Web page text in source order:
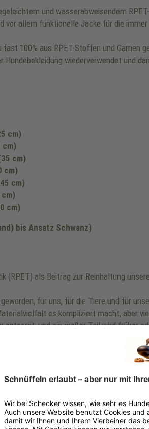
und wasserabweisendem
vor allem funktionelle Jacke für die
fast 100% aus RPET-Stoffen und
Hundebekleidung wiederverwendet und
cm)
cm)
cm)
cm)
cm)
cm)
bis Ansatz Schwanz)
(RPET) als Beitrag zur Reinhaltung
für uns, für die Tiere und für
es kompliziert macht, aber
entsorgt, und ein großer Teil wird
sichtbare Teil. Selbst
Küsten angespült.
Zeit aber Recycling-Unternehmen
und trennen von Kunststoffen.
weil das Material immer
PET-Granulate und dann
Zubehör für Heimtiere wie dieses